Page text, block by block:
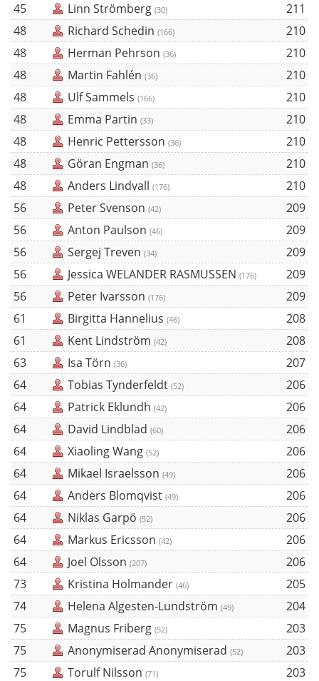
45
Linn Strömberg (30)
211
48
Richard Schedin (166)
210
48
Herman Pehrson (36)
210
48
Martin Fahlén (36)
210
48
Ulf Sammels (166)
210
48
Emma Partin (33)
210
48
Henric Pettersson (36)
210
48
Göran Engman (36)
210
48
Anders Lindvall (176)
210
56
Peter Svenson (42)
209
56
Anton Paulson (46)
209
56
Sergej Treven (34)
209
56
Jessica WELANDER RASMUSSEN (176)
209
56
Peter Ivarsson (176)
209
61
Birgitta Hannelius (46)
208
61
Kent Lindström (42)
208
63
Isa Törn (36)
207
64
Tobias Tynderfeldt (52)
206
64
Patrick Eklundh (42)
206
64
David Lindblad (60)
206
64
Xiaoling Wang (52)
206
64
Mikael Israelsson (49)
206
64
Anders Blomqvist (49)
206
64
Niklas Garpö (52)
206
64
Markus Ericsson (42)
206
64
Joel Olsson (207)
206
73
Kristina Holmander (46)
205
74
Helena Algesten-Lundström (49)
204
75
Magnus Friberg (52)
203
75
Anonymiserad Anonymiserad (52)
203
75
Torulf Nilsson (71)
203